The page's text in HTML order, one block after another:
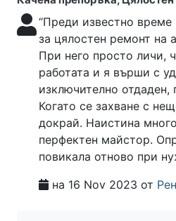
“Преди известно време
за цялостен ремонт на
При него просто личи,
работата и я върши с
изключително отдаден,
Когато се захване с
докрай. Наистина
перфектен майстор.
повикала отново при
на 16 Nov 2023 от